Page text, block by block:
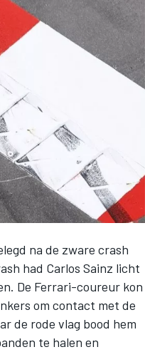
na de zware crash
had Carlos Sainz licht
De Ferrari-coureur kon
om contact met de
de rode vlag bood hem
te halen en